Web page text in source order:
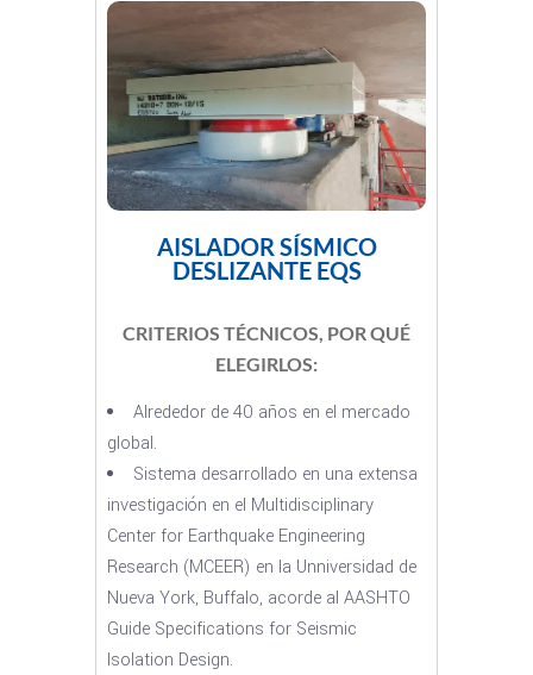
AISLADOR SÍSMICO
DESLIZANTE EQS
CRITERIOS TÉCNICOS, POR QUÉ
ELEGIRLOS:
Alrededor de 40 años en el mercado
global.
Sistema desarrollado en una extensa
investigación en el Multidisciplinary
Center for Earthquake Engineering
Research (MCEER) en la Unniversidad de
Nueva York, Buffalo, acorde al AASHTO
Guide Specifications for Seismic
Isolation Design.